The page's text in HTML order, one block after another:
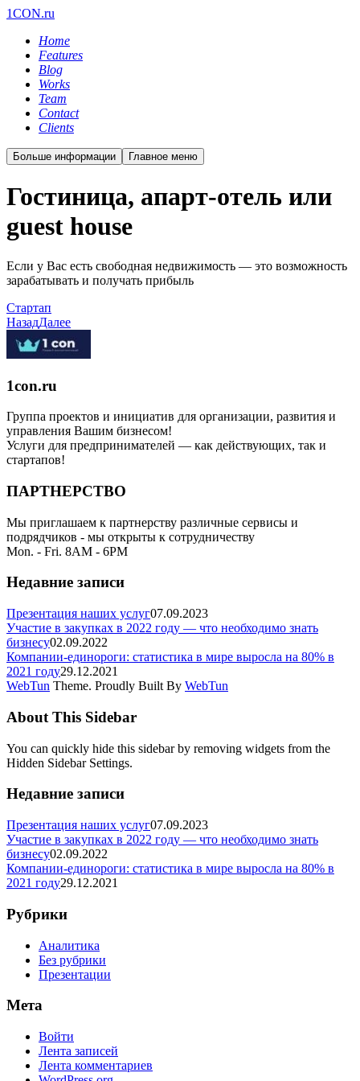
1CON.ru
Home
Features
Blog
Works
Team
Contact
Clients
Больше информации Главное меню
Гостиница, апарт-отель или
guest house
Если у Вас есть свободная недвижимость — это возможность
зарабатывать и получать прибыль
Стартап
НазадДалее
1con.ru
Группа проектов и инициатив для организации, развития и
управления Вашим бизнесом!
Услуги для предпринимателей — как действующих, так и
стартапов!
ПАРТНЕРСТВО
Мы приглашаем к партнерству различные сервисы и
подрядчиков - мы открыты к сотрудничеству
Mon. - Fri. 8AM - 6PM
Недавние записи
Презентация наших услуг07.09.2023
Участие в закупках в 2022 году — что необходимо знать
бизнесу02.09.2022
Компании-единороги: статистика в мире выросла на 80% в
2021 году29.12.2021
WebTun Theme. Proudly Built By WebTun
About This Sidebar
You can quickly hide this sidebar by removing widgets from the
Hidden Sidebar Settings.
Недавние записи
Презентация наших услуг07.09.2023
Участие в закупках в 2022 году — что необходимо знать
бизнесу02.09.2022
Компании-единороги: статистика в мире выросла на 80% в
2021 году29.12.2021
Рубрики
Аналитика
Без рубрики
Презентации
Мета
Войти
Лента записей
Лента комментариев